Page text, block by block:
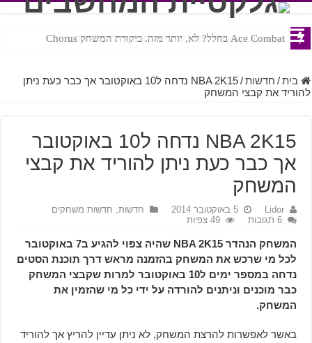
Ace Combat בחלל? לא, יותר מזה. ביקורת המשחק Chorus
Steven Universe והשירים שתורגמו בצורה נוראית לעברית
בית / חדשות /
NBA 2K15 נדחה ל10 באוקטובר אך כבר כעת ניתן
להוריד את קבצי המשחק
NBA 2K15 נדחה ל10 באוקטובר
אך כבר כעת ניתן להוריד את קבצי
המשחק
Lidor 5 באוקטובר 2014 חדשות, חדשות משחקים
6 תגובות
49 צפיות
המשחק הנהדר NBA 2K15 שהיה צפוי להגיע ב7 באוקטובר
לכל מי שרכש את המשחק בהזמנה מראש דרך תוכנת הסטים
נדחה במספר ימים ל10 באוקטובר למרות שקבצי המשחק
כבר מוכנים וניתנים להורדה על ידי כל מי שהזמין את
המשחק.
באשר לאפשרות להרצת המשחק, לא ניתן עדיין להריץ אך להוריד